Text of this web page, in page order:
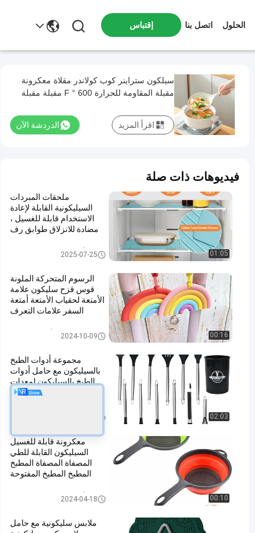
الحلول اتصل بنا إقتباس
سيلكون ستراينر كوب كولاندر مقلاة معكرونة
مقبلة المقاومة للحرارة 600 ° F مقبلة مقبلة
الدردشة الآن اقرأ المزيد
فيديوهات ذات صلة
01:05
ملحقات المبردات
السيليكونية القابلة لإعادة
الاستخدام قابلة للغسيل ،
مضادة للانزلاق طوابق رف
واقية من الماء والزيت واقية
الزجاجية
أدوات المطبخ السيليكونية
2025-07-25
00:16
الرسوم المتحركة الملونة
قوس قزح سليكون علامة
الأمتعة لحقياب الأمتعة أمتعة
السفر علامات التعرف
2024-10-09
02:03
مجموعة أدوات الطبخ
بالسيليكون مع حامل أدوات
الطبخ بالسيليكون لمعدات
الطبخ غير اللاصقة مجموعة
00:10
معكرونة قابلة للغسيل
السيليكون القابلة للطي
المصفاة المصفاة المطبخ
المطبخ المطبخ المفتوحة
أدوات المطبخ السيليكونية
2024-04-18
ملابس سليكونية مع حامل